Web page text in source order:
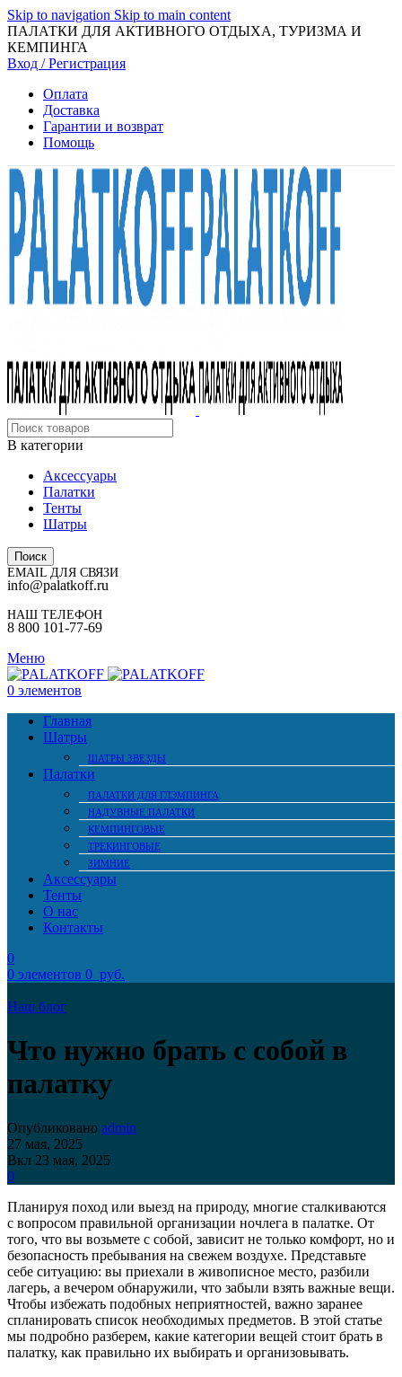
Skip to navigation Skip to main content
ПАЛАТКИ ДЛЯ АКТИВНОГО ОТДЫХА, ТУРИЗМА И
КЕМПИНГА
Вход / Регистрация
Оплата
Доставка
Гарантии и возврат
Помощь
В категории
Аксессуары
Палатки
Тенты
Шатры
Поиск
EMAIL ДЛЯ СВЯЗИ
info@palatkoff.ru
НАШ ТЕЛЕФОН
8 800 101-77-69
Меню
0 элементов
Главная
Шатры
ШАТРЫ ЗВЕЗДЫ
Палатки
ПАЛАТКИ ДЛЯ ГЛЭМПИНГА
НАДУВНЫЕ ПАЛАТКИ
КЕМПИНГОВЫЕ
ТРЕКИНГОВЫЕ
ЗИМНИЕ
Аксессуары
Тенты
О нас
Контакты
0
0 элементов 0 руб.
Наш блог
Что нужно брать с собой в
палатку
Опубликовано admin
27 мая, 2025
Вкл 23 мая, 2025
0
Планируя поход или выезд на природу, многие сталкиваются
с вопросом правильной организации ночлега в палатке. От
того, что вы возьмете с собой, зависит не только комфорт, но и
безопасность пребывания на свежем воздухе. Представьте
себе ситуацию: вы приехали в живописное место, разбили
лагерь, а вечером обнаружили, что забыли взять важные вещи.
Чтобы избежать подобных неприятностей, важно заранее
спланировать список необходимых предметов. В этой статье
мы подробно разберем, какие категории вещей стоит брать в
палатку, как правильно их выбирать и организовывать.